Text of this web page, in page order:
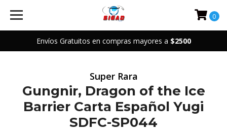
Envíos Gratuitos en compras mayores a $2500
0
Super Rara
Gungnir, Dragon of the Ice
Barrier Carta Español Yugi
SDFC-SP044